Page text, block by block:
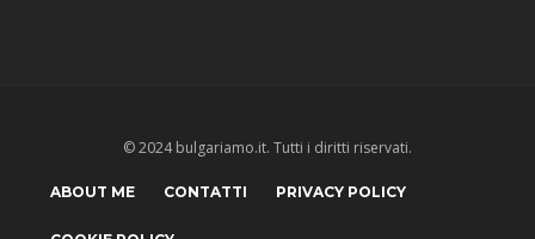
© 2024 bulgariamo.it. Tutti i diritti riservati.
ABOUT ME CONTATTI PRIVACY POLICY